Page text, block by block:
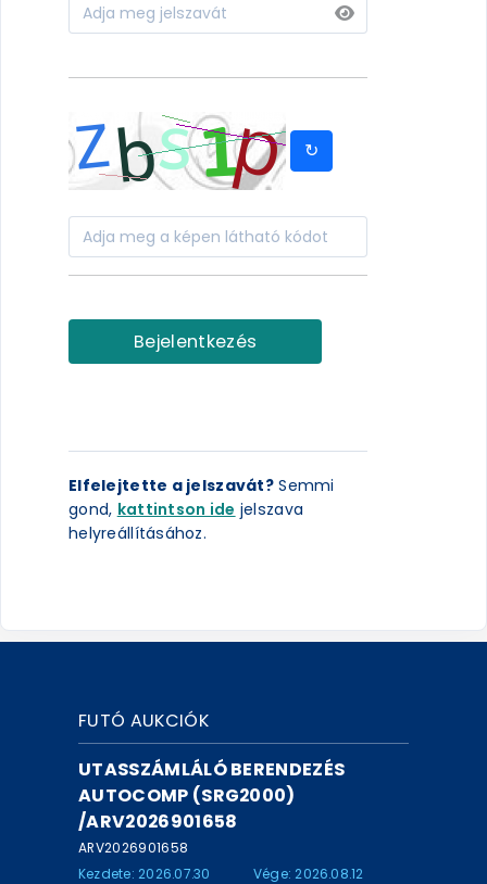
↻
Bejelentkezés
Elfelejtette a jelszavát? Semmi
gond, kattintson ide jelszava
helyreállításához.
FUTÓ AUKCIÓK
UTASSZÁMLÁLÓ BERENDEZÉS
AUTOCOMP (SRG2000)
/ARV2026901658
ARV2026901658
Kezdete: 2026.07.30
Vége: 2026.08.12